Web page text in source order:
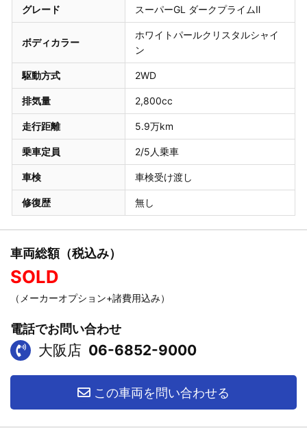
グレード スーパーGL ダークプライムⅡ
ボディカラー
ホワイトパールクリスタルシャイ
ン
駆動方式 2WD
排気量 2,800cc
走行距離 5.9万km
乗車定員 2/5人乗車
車検 車検受け渡し
修復歴 無し
車両総額（税込み）
SOLD
（メーカーオプション+諸費用込み）
電話でお問い合わせ
大阪店 06-6852-9000
この車両を問い合わせる